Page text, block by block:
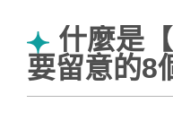
什麼是
要留意的8